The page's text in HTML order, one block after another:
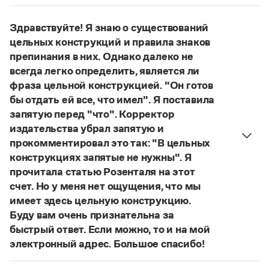
Справочники
Правила русской орфографии и пунктуации
Русский язык. Краткий теоретический курс
для школьников
Письмовник
Справочник по пунктуации
Словарь-справочник трудностей
Справочник по фразеологии
Словарь-справочник непростые слова
Все справочники портала
Журнал
Новости и события
Словарь методических терминов
Нет, не существует и не существовало. Это
Страница ответа
Здравствуйте! Я знаю о существований
цельных конструкций и правила знаков
препинания в них. Однако далеко не
всегда легко определить, является ли
фраза цельной конструкцией. "Он готов
бы отдать ей все, что имел". Я поставила
запятую перед "что". Корректор
издательства убрал запятую и
прокомментировал это так: "В цельных
конструкциях запятые не нужны". Я
прочитала статью Розенталя на этот
счет. Но у меня нет ощущения, что мы
имеет здесь цельную конструкцию.
Буду вам очень признательна за
быстрый ответ. Если можно, то и на мой
электронный адрес. Большое спасибо!
Действительно, в данном случае не приходится